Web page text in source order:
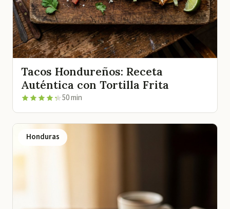
Tacos Hondureños: Receta
Auténtica con Tortilla Frita
50 min
Honduras